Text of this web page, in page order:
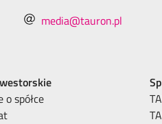
media@tauron.pl
o spółce